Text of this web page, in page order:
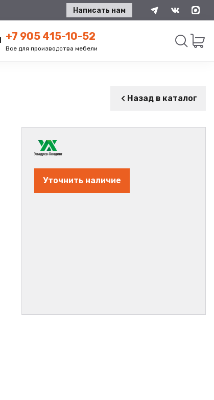
Написать нам
+7 905 415-10-52
Все для производства мебели
Назад в каталог
Уточнить наличие